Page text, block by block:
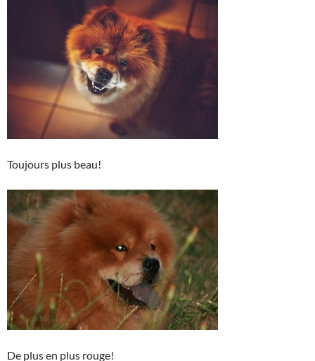
Toujours plus beau!
De plus en plus rouge!